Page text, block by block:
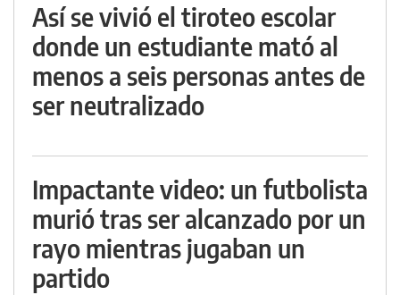
Así se vivió el tiroteo escolar
donde un estudiante mató al
menos a seis personas antes de
ser neutralizado
Impactante video: un futbolista
murió tras ser alcanzado por un
rayo mientras jugaban un
partido